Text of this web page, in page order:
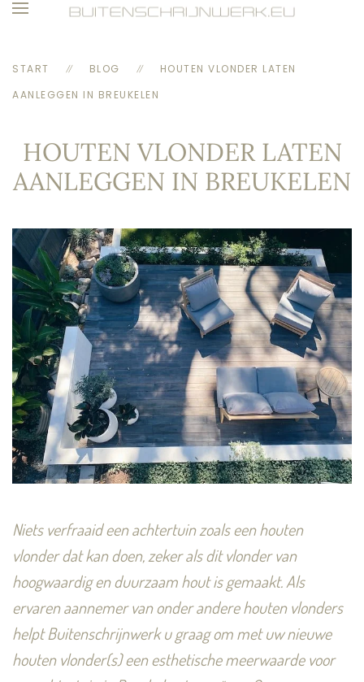
START BLOG
HOUTEN VLONDER LATEN
AANLEGGEN IN BREUKELEN
HOUTEN VLONDER LATEN
AANLEGGEN IN BREUKELEN
Niets verfraaid een achtertuin zoals een houten
vlonder dat kan doen, zeker als dit vlonder van
hoogwaardig en duurzaam hout is gemaakt. Als
ervaren aannemer van onder andere houten vlonders
helpt Buitenschrijnwerk u graag om met uw nieuwe
houten vlonder(s) een esthetische meerwaarde voor